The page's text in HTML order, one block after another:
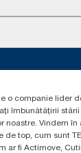
Kft.
51.o companie lider
îmbunătățirii
noastre. Vindem
top, cum sunt
ar fi Actimove,